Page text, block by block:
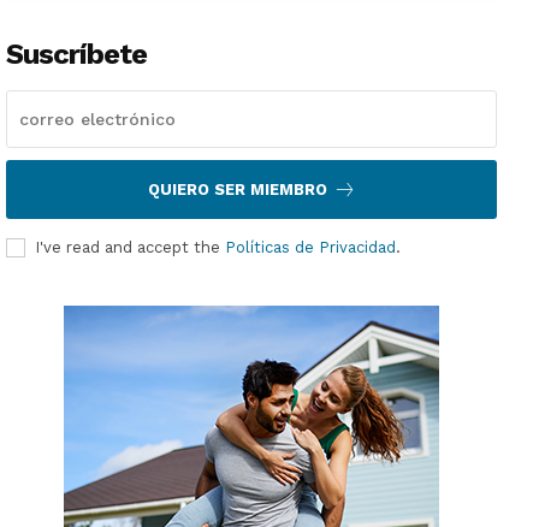
Suscríbete
QUIERO SER MIEMBRO
I've read and accept the Políticas de Privacidad.